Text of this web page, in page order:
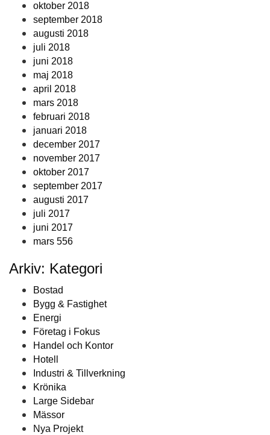
oktober 2018
september 2018
augusti 2018
juli 2018
juni 2018
maj 2018
april 2018
mars 2018
februari 2018
januari 2018
december 2017
november 2017
oktober 2017
september 2017
augusti 2017
juli 2017
juni 2017
mars 556
Arkiv: Kategori
Bostad
Bygg & Fastighet
Energi
Företag i Fokus
Handel och Kontor
Hotell
Industri & Tillverkning
Krönika
Large Sidebar
Mässor
Nya Projekt